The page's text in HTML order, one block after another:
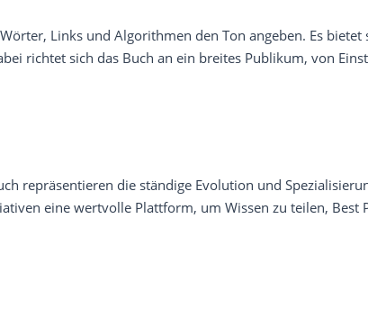
Links und Algorithmen den Ton angeben. Es
richtet sich das Buch an ein breites Publikum, von
repräsentieren die ständige Evolution und
eine wertvolle Plattform, um Wissen zu teilen,